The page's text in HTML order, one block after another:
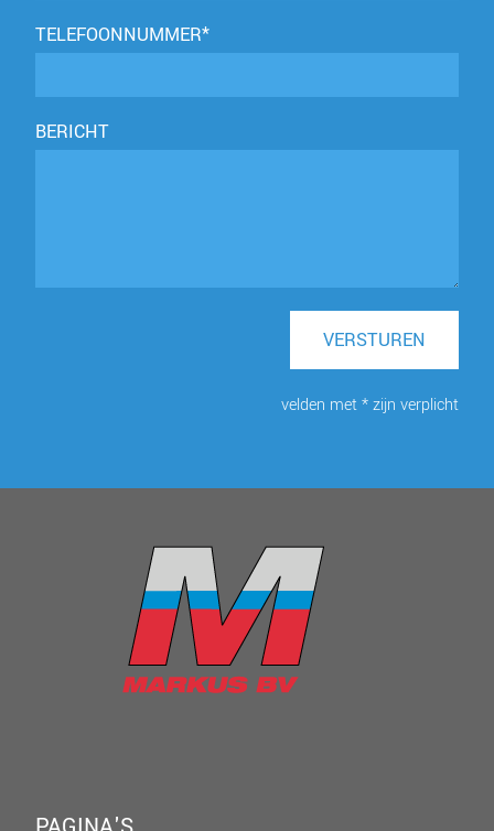
TELEFOONNUMMER*
BERICHT
VERSTUREN
velden met * zijn verplicht